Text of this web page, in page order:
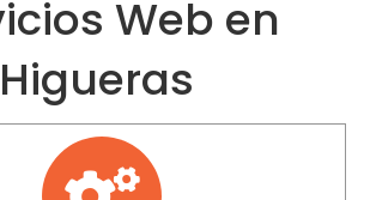
Web en
Higueras